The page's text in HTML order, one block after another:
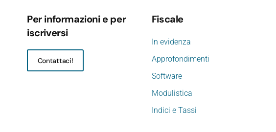
Per informazioni e per
iscriversi
Contattaci!
Fiscale
In evidenza
Approfondimenti
Software
Modulistica
Indici e Tassi